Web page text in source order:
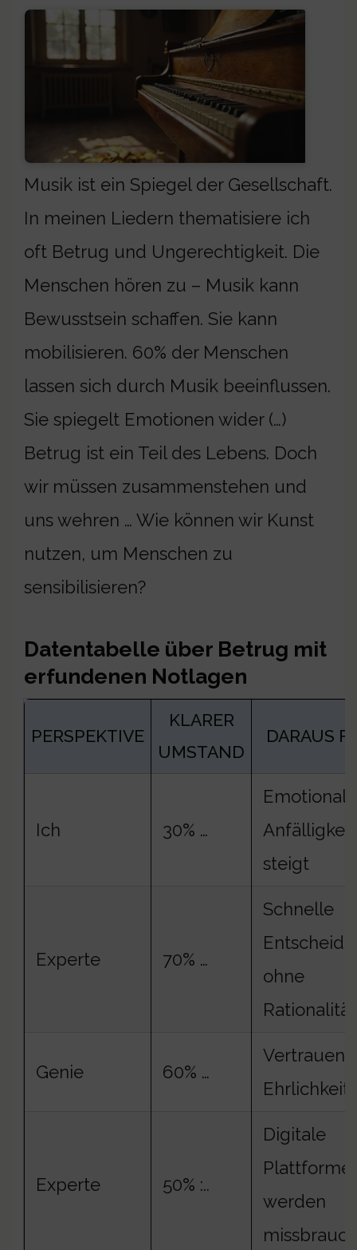
Musik ist ein Spiegel der Gesellschaft.
In meinen Liedern thematisiere ich
oft Betrug und Ungerechtigkeit. Die
Menschen hören zu – Musik kann
Bewusstsein schaffen. Sie kann
mobilisieren. 60% der Menschen
lassen sich durch Musik beeinflussen.
Sie spiegelt Emotionen wider (…)
Betrug ist ein Teil des Lebens. Doch
wir müssen zusammenstehen und
uns wehren … Wie können wir Kunst
nutzen, um Menschen zu
sensibilisieren?
Datentabelle über Betrug mit
erfundenen Notlagen
PERSPEKTIVE
KLARER
UMSTAND
DARAUS
Ich 30% …
Emotionale
Anfälligkeit
steigt
Experte 70% …
Schnelle
ohne
Rationalität
Genie 60% …
Vertrauen
Ehrlichkeit
Experte 50% :..
Digitale
werden